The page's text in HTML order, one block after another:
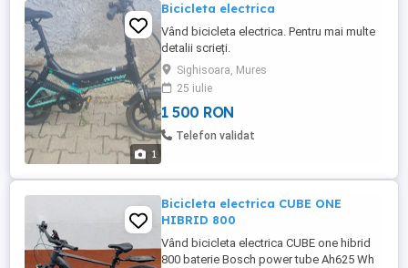
1
Bicicleta electrica
Vând bicicleta electrica. Pentru mai multe
detalii scrieți.
Sighisoara, Mures
25 iulie
1 500 RON
Telefon validat
Bicicleta electrica CUBE ONE
HIBRID 800
Vând bicicleta electrica CUBE one hibrid
800 baterie Bosch power tube Ah625 Wh